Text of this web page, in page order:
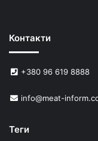
е
й
У
р
ї
Контакти
+380 96 619 8888
info@meat-
Теги